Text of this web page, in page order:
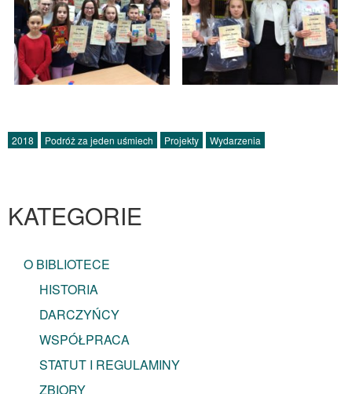
2018 Podróż za jeden uśmiech Projekty Wydarzenia
KATEGORIE
O BIBLIOTECE
HISTORIA
DARCZYŃCY
WSPÓŁPRACA
STATUT I REGULAMINY
ZBIORY